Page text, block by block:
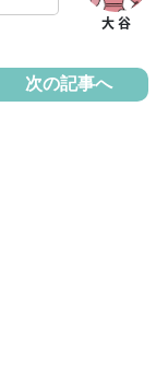
次の記事へ